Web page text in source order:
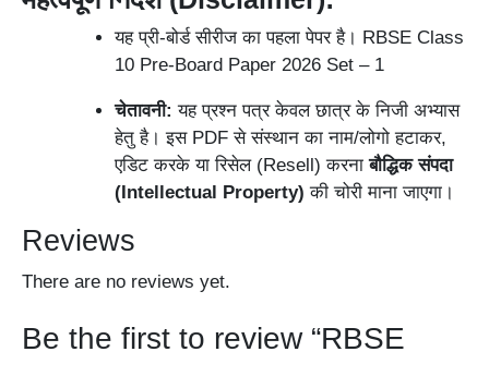
यह प्री-बोर्ड सीरीज का पहला पेपर है। RBSE Class
10 Pre-Board Paper 2026 Set – 1
चेतावनी: यह प्रश्न पत्र केवल छात्र के निजी अभ्यास
हेतु है। इस PDF से संस्थान का नाम/लोगो हटाकर,
एडिट करके या रिसेल (Resell) करनाबौद्धिक संपदा
(Intellectual Property) की चोरी माना जाएगा।
Reviews
There are no reviews yet.
Be the first to review “RBSE